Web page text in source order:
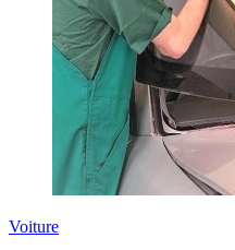
Voiture